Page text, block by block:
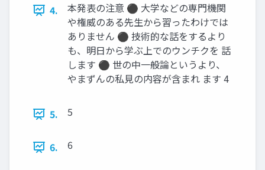
4.
本発表の注意 ⚫ 大学などの専門機関
や権威のある先生から習ったわけでは
ありません ⚫ 技術的な話をするより
も、明日から学ぶ上でのウンチクを 話
します ⚫ 世の中一般論というより、
やまずんの私見の内容が含まれ ます 4
5. 5
6. 6